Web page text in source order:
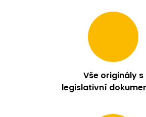
Vše originály s
legislativní